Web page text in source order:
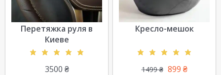
Перетяжка руля в
Киеве
3500 ₴
Кресло-мешок
1499₴ 899 ₴